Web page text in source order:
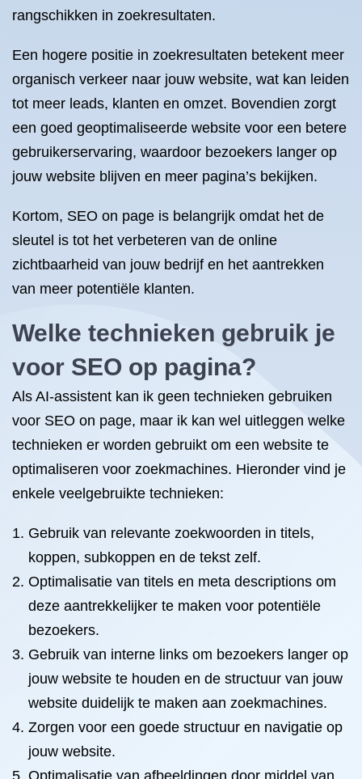
rangschikken in zoekresultaten.
Een hogere positie in zoekresultaten betekent meer
organisch verkeer naar jouw website, wat kan leiden
tot meer leads, klanten en omzet. Bovendien zorgt
een goed geoptimaliseerde website voor een betere
gebruikerservaring, waardoor bezoekers langer op
jouw website blijven en meer pagina’s bekijken.
Kortom, SEO on page is belangrijk omdat het de
sleutel is tot het verbeteren van de online
zichtbaarheid van jouw bedrijf en het aantrekken
van meer potentiële klanten.
Welke technieken gebruik je
voor SEO op pagina?
Als AI-assistent kan ik geen technieken gebruiken
voor SEO on page, maar ik kan wel uitleggen welke
technieken er worden gebruikt om een website te
optimaliseren voor zoekmachines. Hieronder vind je
enkele veelgebruikte technieken:
Gebruik van relevante zoekwoorden in titels,
koppen, subkoppen en de tekst zelf.
Optimalisatie van titels en meta descriptions om
deze aantrekkelijker te maken voor potentiële
bezoekers.
Gebruik van interne links om bezoekers langer op
jouw website te houden en de structuur van jouw
website duidelijk te maken aan zoekmachines.
Zorgen voor een goede structuur en navigatie op
jouw website.
Optimalisatie van afbeeldingen door middel van